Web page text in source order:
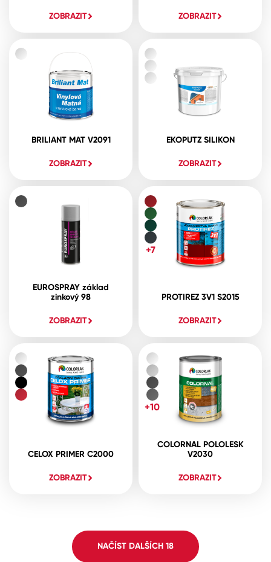
ZOBRAZIT ZOBRAZIT
BRILIANT MAT V2091
ZOBRAZIT
EKOPUTZ SILIKON
ZOBRAZIT
EUROSPRAY základ
zinkový 98
ZOBRAZIT
PROTIREZ 3V1 S2015
ZOBRAZIT
+7
CELOX PRIMER C2000
ZOBRAZIT
COLORNAL POLOLESK
V2030
ZOBRAZIT
+10
NAČÍST DALŠÍCH 18